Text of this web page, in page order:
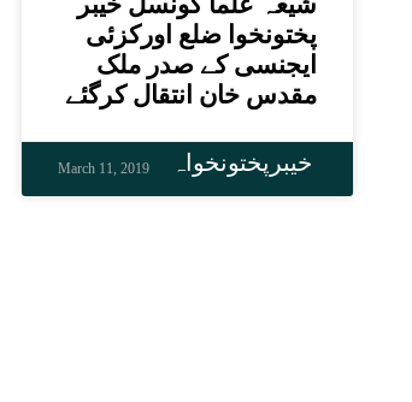
خیبرپختونخواہ
پختونخوا ضلع اورکزئی
ایجنسی کے صدر ملک
مقدس خان انتقال کرگئے
March 11, 2019